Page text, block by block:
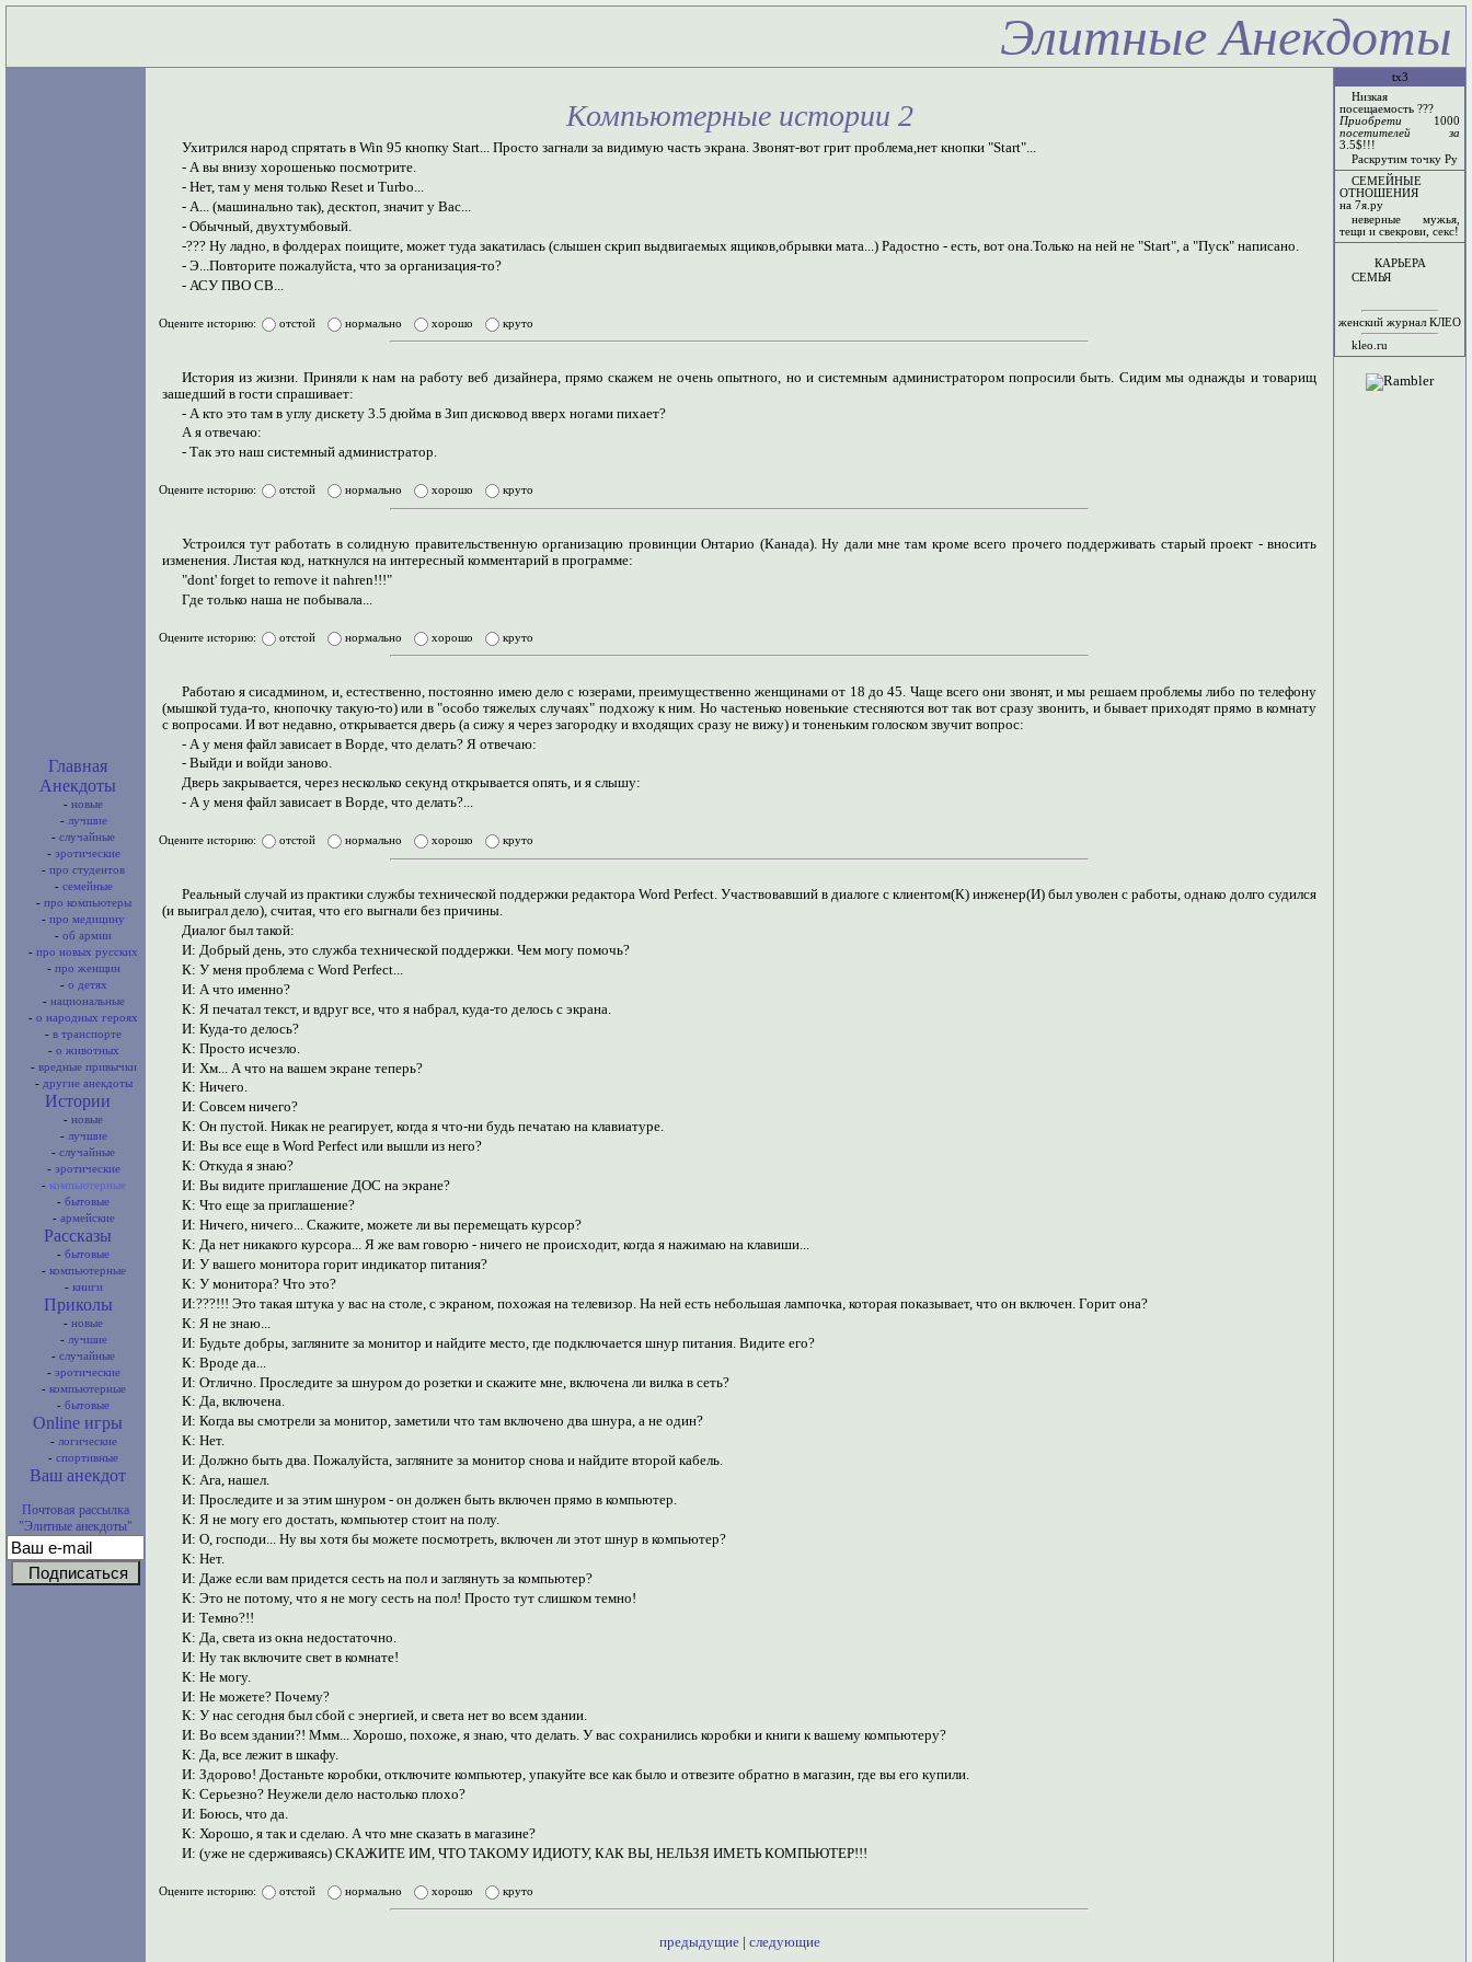
Элитные Анекдоты
Главная
Анекдоты
- новые
- лучшие
- случайные
- эротические
- про студентов
- семейные
- про компьютеры
- про медицину
- об армии
- про новых русских
- про женщин
- о детях
- национальные
- о народных героях
- в транспорте
- о животных
- вредные привычки
- другие анекдоты
Истории
- новые
- лучшие
- случайные
- эротические
- компьютерные
- бытовые
- армейские
Рассказы
- бытовые
- компьютерные
- книги
Приколы
- новые
- лучшие
- случайные
- эротические
- компьютерные
- бытовые
Online игры
- логические
- спортивные
Ваш анекдот
Почтовая рассылка
"Элитные анекдоты"
Компьютерные истории 2
Ухитрился народ спрятать в Win 95 кнопку Start... Просто загнали за видимую часть экрана. Звонят-вот грит проблема,нет кнопки "Start"...
- А вы внизу хорошенько посмотрите.
- Hет, там у меня только Reset и Turbo...
- А... (машинально так), десктоп, значит у Вас...
- Обычный, двухтумбовый.
-??? Hу ладно, в фолдерах поищите, может туда закатилась (слышен скрип выдвигаемых ящиков,обрывки мата...) Радостно - есть, вот она.Только на ней не "Start", а "Пуск" написано.
- Э...Повторите пожалуйста, что за организация-то?
- АСУ ПВО СВ...
Оцените историю: отстой нормально хорошо круто
История из жизни. Приняли к нам на работу веб дизайнера, прямо скажем не очень опытного, но и системным администратором попросили быть. Сидим мы однажды и товарищ
зашедший в гости спрашивает:
- А кто это там в углу дискету 3.5 дюйма в Зип дисковод вверх ногами пихает?
А я отвечаю:
- Так это наш системный администратор.
Оцените историю: отстой нормально хорошо круто
Устроился тут работать в солидную правительственную организацию провинции Онтарио (Канада). Ну дали мне там кроме всего прочего поддерживать старый проект - вносить
изменения. Листая код, наткнулся на интересный комментарий в программе:
"dont' forget to remove it nahren!!!"
Где только наша не побывала...
Оцените историю: отстой нормально хорошо круто
Работаю я сисадмином, и, естественно, постоянно имею дело с юзерами, преимущественно женщинами от 18 до 45. Чаще всего они звонят, и мы решаем проблемы либо по телефону
(мышкой туда-то, кнопочку такую-то) или в "особо тяжелых случаях" подхожу к ним. Но частенько новенькие стесняются вот так вот сразу звонить, и бывает приходят прямо в комнату
с вопросами. И вот недавно, открывается дверь (а сижу я через загородку и входящих сразу не вижу) и тоненьким голоском звучит вопрос:
- А у меня файл зависает в Ворде, что делать? Я отвечаю:
- Выйди и войди заново.
Дверь закрывается, через несколько секунд открывается опять, и я слышу:
- А у меня файл зависает в Ворде, что делать?...
Оцените историю: отстой нормально хорошо круто
Реальный случай из практики службы технической поддержки редактора Word Perfect. Участвовавший в диалоге с клиентом(К) инженер(И) был уволен с работы, однако долго судился
(и выиграл дело), считая, что его выгнали без причины.
Диалог был такой:
И: Добрый день, это служба технической поддержки. Чем могу помочь?
К: У меня проблема с Word Perfect...
И: А что именно?
К: Я печатал текст, и вдруг все, что я набрал, куда-то делось с экрана.
И: Куда-то делось?
К: Просто исчезло.
И: Хм... А что на вашем экране теперь?
К: Ничего.
И: Совсем ничего?
К: Он пустой. Никак не реагирует, когда я что-ни будь печатаю на клавиатуре.
И: Вы все еще в Word Perfect или вышли из него?
К: Откуда я знаю?
И: Вы видите приглашение ДОС на экране?
К: Что еще за приглашение?
И: Ничего, ничего... Скажите, можете ли вы перемещать курсор?
К: Да нет никакого курсора... Я же вам говорю - ничего не происходит, когда я нажимаю на клавиши...
И: У вашего монитора горит индикатор питания?
К: У монитора? Что это?
И:???!!! Это такая штука у вас на столе, с экраном, похожая на телевизор. На ней есть небольшая лампочка, которая показывает, что он включен. Горит она?
К: Я не знаю...
И: Будьте добры, загляните за монитор и найдите место, где подключается шнур питания. Видите его?
К: Вроде да...
И: Отлично. Проследите за шнуром до розетки и скажите мне, включена ли вилка в сеть?
К: Да, включена.
И: Когда вы смотрели за монитор, заметили что там включено два шнура, а не один?
К: Нет.
И: Должно быть два. Пожалуйста, загляните за монитор снова и найдите второй кабель.
К: Ага, нашел.
И: Проследите и за этим шнуром - он должен быть включен прямо в компьютер.
К: Я не могу его достать, компьютер стоит на полу.
И: О, господи... Ну вы хотя бы можете посмотреть, включен ли этот шнур в компьютер?
К: Нет.
И: Даже если вам придется сесть на пол и заглянуть за компьютер?
К: Это не потому, что я не могу сесть на пол! Просто тут слишком темно!
И: Темно?!!
К: Да, света из окна недостаточно.
И: Ну так включите свет в комнате!
К: Не могу.
И: Не можете? Почему?
К: У нас сегодня был сбой с энергией, и света нет во всем здании.
И: Во всем здании?! Ммм... Хорошо, похоже, я знаю, что делать. У вас сохранились коробки и книги к вашему компьютеру?
К: Да, все лежит в шкафу.
И: Здорово! Достаньте коробки, отключите компьютер, упакуйте все как было и отвезите обратно в магазин, где вы его купили.
К: Серьезно? Неужели дело настолько плохо?
И: Боюсь, что да.
К: Хорошо, я так и сделаю. А что мне сказать в магазине?
И: (уже не сдерживаясь) СКАЖИТЕ ИМ, ЧТО ТАКОМУ ИДИОТУ, КАК ВЫ, НЕЛЬЗЯ ИМЕТЬ КОМПЬЮТЕР!!!
Оцените историю: отстой нормально хорошо круто
предыдущие| следующие
tx3
Низкая
посещаемость ???
Приобрети 1000
посетителей за
3.5$!!!
Раскрутим точку Ру
СЕМЕЙНЫЕ
ОТНОШЕНИЯ
на 7я.ру
неверные мужья,
тещи и свекрови, секс!
КАРЬЕРА
СЕМЬЯ
женский журнал КЛЕО
kleo.ru